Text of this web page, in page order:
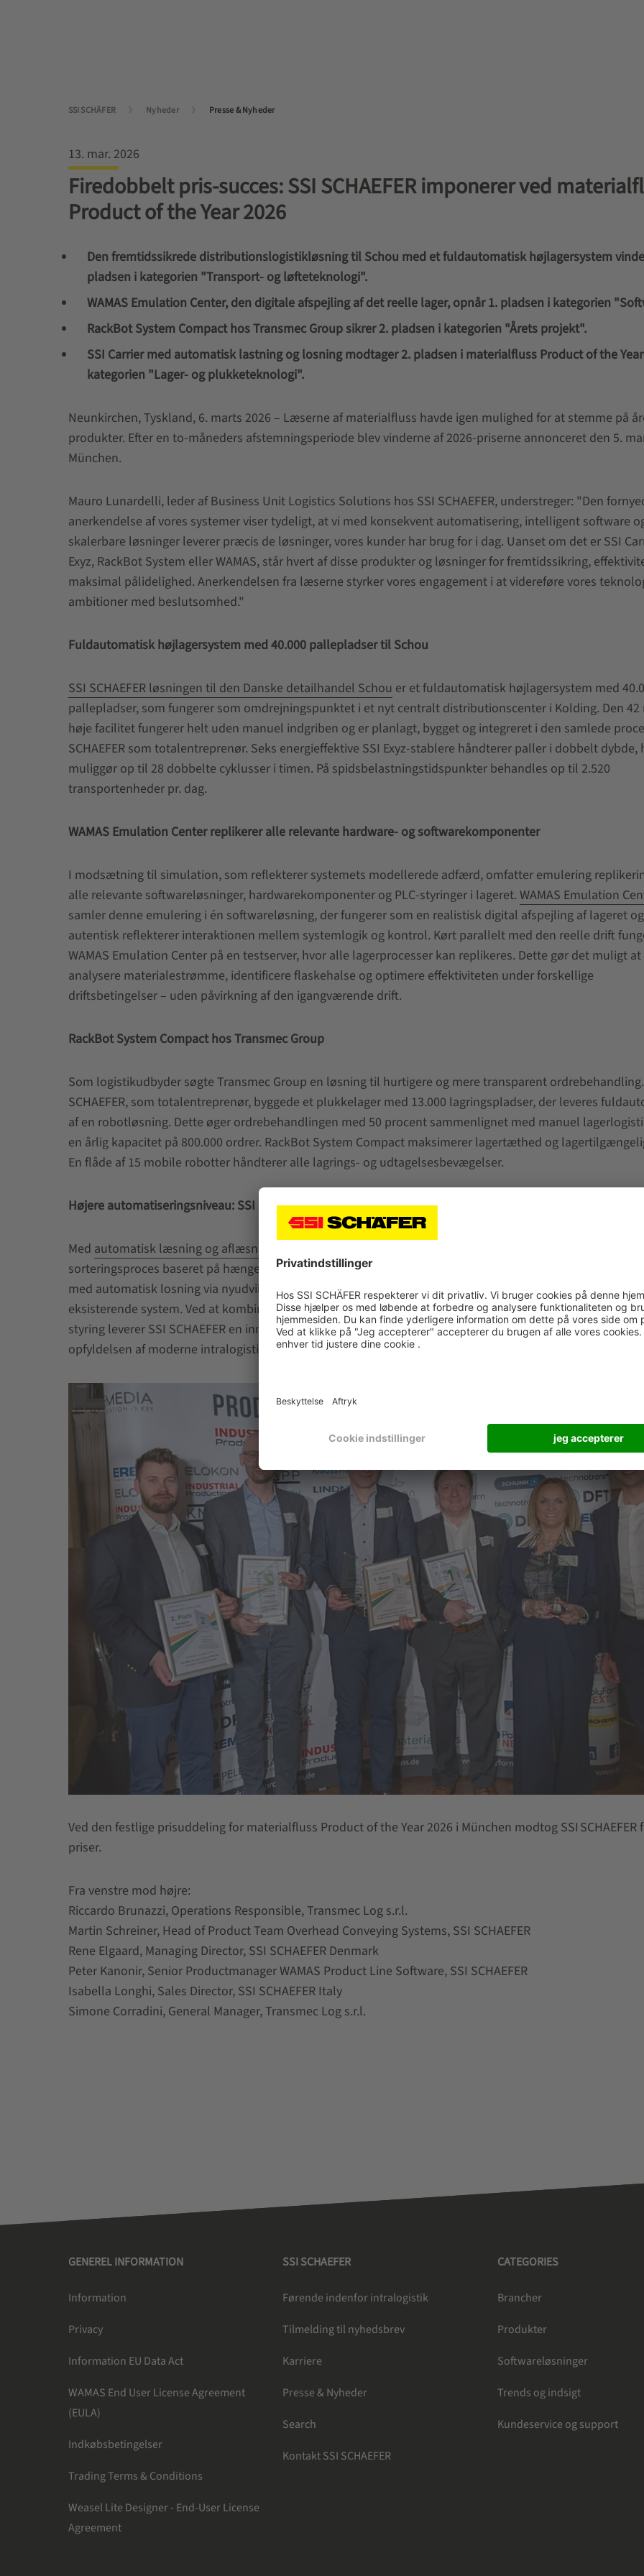
SSI SCHÄFER Nyheder Presse & Nyheder
13. mar. 2026
Firedobbelt pris‑succes: SSI SCHAEFER imponerer ved
Product of the Year 2026
Den fremtidssikrede distributionslogistikløsning til Schou med et fuldautomatisk højlagersystem
pladsen i kategorien "Transport- og løfteteknologi".
WAMAS Emulation Center, den digitale afspejling af det reelle lager, opnår 1. pladsen i kategorien
RackBot System Compact hos Transmec Group sikrer 2. pladsen i kategorien "Årets projekt".
SSI Carrier med automatisk lastning og losning modtager 2. pladsen i materialfluss Product of the
kategorien "Lager- og plukketeknologi".
Neunkirchen, Tyskland, 6. marts 2026 – Læserne af materialfluss havde igen mulighed for at stemme på
produkter. Efter en to‑måneders afstemningsperiode blev vinderne af 2026-priserne annonceret den 5.
München.
Mauro Lunardelli, leder af Business Unit Logistics Solutions hos SSI SCHAEFER, understreger: "Den
anerkendelse af vores systemer viser tydeligt, at vi med konsekvent automatisering, intelligent software
skalerbare løsninger leverer præcis de løsninger, vores kunder har brug for i dag. Uanset om det er SSI
Exyz, RackBot System eller WAMAS, står hvert af disse produkter og løsninger for fremtidssikring,
maksimal pålidelighed. Anerkendelsen fra læserne styrker vores engagement i at videreføre vores
ambitioner med beslutsomhed."
Fuldautomatisk højlagersystem med 40.000 pallepladser til Schou
SSI SCHAEFER løsningen til den Danske detailhandel Schou er et fuldautomatisk højlagersystem med
pallepladser, som fungerer som omdrejningspunktet i et nyt centralt distributionscenter i Kolding. Den 42
høje facilitet fungerer helt uden manuel indgriben og er planlagt, bygget og integreret i den samlede
SCHAEFER som totalentreprenør. Seks energieffektive SSI Exyz-stablere håndterer paller i dobbelt dybde,
muliggør op til 28 dobbelte cyklusser i timen. På spidsbelastningstidspunkter behandles op til 2.520
transportenheder pr. dag.
WAMAS Emulation Center replikerer alle relevante hardware- og softwarekomponenter
I modsætning til simulation, som reflekterer systemets modellerede adfærd, omfatter emulering
alle relevante softwareløsninger, hardwarekomponenter og PLC-styringer i lageret. WAMAS Emulation
samler denne emulering i én softwareløsning, der fungerer som en realistisk digital afspejling af lageret og
autentisk reflekterer interaktionen mellem systemlogik og kontrol. Kørt parallelt med den reelle drift
WAMAS Emulation Center på en testserver, hvor alle lagerprocesser kan replikeres. Dette gør det muligt at
analysere materialestrømme, identificere flaskehalse og optimere effektiviteten under forskellige
driftsbetingelser – uden påvirkning af den igangværende drift.
RackBot System Compact hos Transmec Group
Som logistikudbyder søgte Transmec Group en løsning til hurtigere og mere transparent
SCHAEFER, som totalentreprenør, byggede et plukkelager med 13.000 lagringspladser, der leveres
af en robotløsning. Dette øger ordrebehandlingen med 50 procent sammenlignet med manuel
en årlig kapacitet på 800.000 ordrer. RackBot System Compact maksimerer lagertæthed og
En flåde af 15 mobile robotter håndterer alle lagrings- og udtagelsesbevægelser.
Højere automatiseringsniveau: SSI Carrier med automatisk lastning og losning
Med automatisk læsning og aflæsning af SSI Carrier overhead transportsystem
sorteringsproces baseret på hængende transportteknologi mulig. Løsningen kombinerer robotbaseret
med automatisk losning via nyudviklede SmartDrop-lommer og tilføjer to afgørende automatiseringstrin
eksisterende system. Ved at kombinere høj systempålidelighed, fuld end-to-end automatisering og
styring leverer SSI SCHAEFER en innovativ løsning, der giver både økonomiske og teknologiske fordele i
opfyldelsen af moderne intralogistikkrav.
Ved den festlige prisuddeling for materialfluss Product of the Year 2026 i München modtog SSI SCHAEFER
priser.
Fra venstre mod højre:
Riccardo Brunazzi, Operations Responsible, Transmec Log s.r.l.
Martin Schreiner, Head of Product Team Overhead Conveying Systems, SSI SCHAEFER
Rene Elgaard, Managing Director, SSI SCHAEFER Denmark
Peter Kanonir, Senior Productmanager WAMAS Product Line Software, SSI SCHAEFER
Isabella Longhi, Sales Director, SSI SCHAEFER Italy
Simone Corradini, General Manager, Transmec Log s.r.l.
GENEREL INFORMATION
Information
Privacy
Information EU Data Act
WAMAS End User License Agreement
(EULA)
Indkøbsbetingelser
Trading Terms & Conditions
Weasel Lite Designer - End-User License
Agreement
SSI SCHAEFER
Førende indenfor intralogistik
Tilmelding til nyhedsbrev
Karriere
Presse & Nyheder
Search
Kontakt SSI SCHAEFER
CATEGORIES
Brancher
Produkter
Softwareløsninger
Trends og indsigt
Kundeservice og support